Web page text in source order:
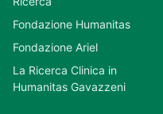
Fondazione Humanitas
Fondazione Ariel
La Ricerca Clinica in
Humanitas Gavazzeni